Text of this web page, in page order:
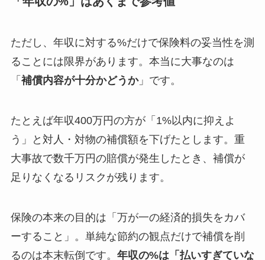
ただし、年収に対する%だけで保険料の妥当性を測
ることには限界があります。本当に大事なのは
「 補償内容が十分かどうか」です。
たとえば年収400万円の方が「1%以内に抑えよ
う」と対人・対物の補償額を下げたとします。重
大事故で数千万円の賠償が発生したとき、補償が
足りなくなるリスクが残ります。
保険の本来の目的は「万が一の経済的損失をカバ
ーすること」。単純な節約の観点だけで補償を削
るのは本末転倒です。 年収の%は「払いすぎていな